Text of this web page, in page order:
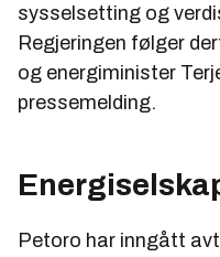
sysselsetting og
Regjeringen følger
og energiminister
pressemelding.
Petoro har inngått